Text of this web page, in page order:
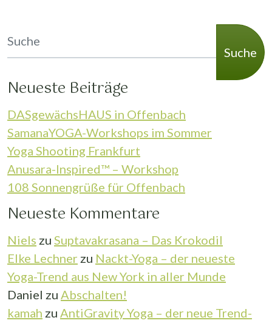
Suche
Neueste Beiträge
DASgewächsHAUS in Offenbach
SamanaYOGA-Workshops im Sommer
Yoga Shooting Frankfurt
Anusara-Inspired™ – Workshop
108 Sonnengrüße für Offenbach
Neueste Kommentare
Niels zu Suptavakrasana – Das Krokodil
Elke Lechner zu Nackt-Yoga – der neueste
Yoga-Trend aus New York in aller Munde
Daniel zu Abschalten!
kamah zu AntiGravity Yoga – der neue Trend-